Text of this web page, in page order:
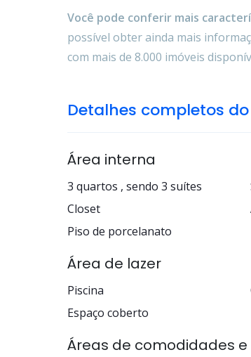
Você pode conferir mais
possível obter ainda mais
com mais de 8.000 imóveis
Detalhes completos
Área interna
3 quartos , sendo 3 suítes
Closet
Piso de porcelanato
Área de lazer
Piscina
Espaço coberto
Áreas de comodidades e